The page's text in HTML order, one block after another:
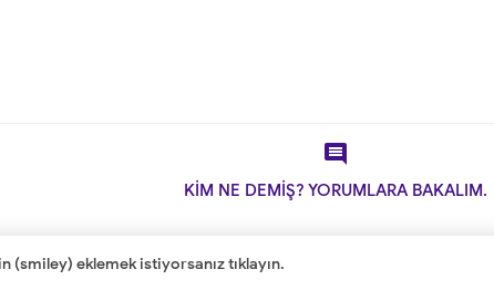

KİM NE DEMİŞ? YORUMLARA BAKALIM.
(smiley) eklemek istiyorsanız tıklayın.